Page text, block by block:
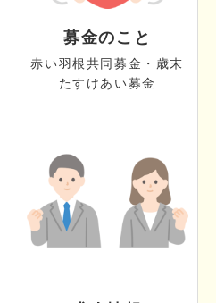
募金のこと
赤い羽根共同募金・歳末
たすけあい募金